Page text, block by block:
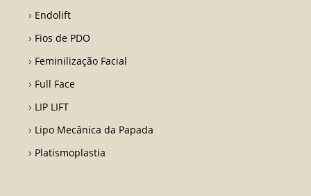
Endolift
Fios de PDO
Feminilização Facial
Full Face
LIP LIFT
Lipo Mecânica da Papada
Platismoplastia